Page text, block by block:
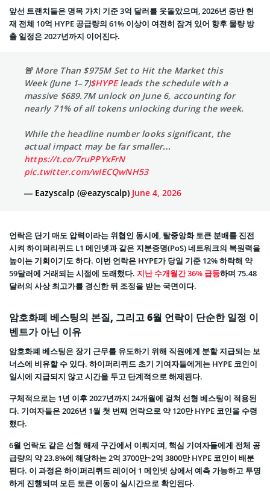
앞선 트랜치들은 명목 가치 기준 3억 달러를 웃돌았으며, 2026년 중반 현
재 전체 10억 HYPE 공급량의 61% 이상이 여전히 잠겨 있어 향후 물량 방
출 일정은 2027년까지 이어진다.
🚨 More Than $975M Set to Hit the Market this
Week (June 1–7)$HYPEleads the schedule with a
massive $689.7M unlock on June 6, accounting for
nearly 71% of all tokens unlocking during the week.
While the headline number looks significant, the
actual impact may be far smaller…
https://t.co/7ruPPYxFrN
pic.twitter.com/wIECQwNH53
— Eazyscalp (@eazyscalp) June 4, 2026
언락은 단기 매도 압력이라는 위협인 동시에, 탈중앙화 토큰 분배를 진전
시켜 하이퍼리퀴드 L1 메인넷과 같은 지분증명(PoS) 네트워크의 복원력을
높이는 기회이기도 하다. 이번 언락은 HYPE가 당일 기준 12% 하락해 약
59달러에 거래되는 시점에 도래했다. 지난 수개월간 36% 급등하며 75.48
달러의 사상 최고가를 경신한 뒤 조정을 받는 국면이다.
암호화폐 베스팅의 본질, 그리고 6월 언락이 단순한 일정 이
벤트가 아닌 이유
암호화폐 베스팅은 장기 근무를 유도하기 위해 직원에게 분할 지급되는 보
너스에 비유할 수 있다. 하이퍼리퀴드 초기 기여자들에게는 HYPE 코인이
일시에 지급되지 않고 시간을 두고 단계적으로 해제된다.
구체적으로는 1년 이후 2027년까지 24개월에 걸쳐 선형 베스팅이 적용된
다. 기여자들은 2026년 1월 첫 번째 언락으로 약 120만 HYPE 코인을 수령
했다.
6월 언락도 같은 선형 해제 구간에서 이뤄지며, 핵심 기여자들에게 전체 공
급량의 약 23.8%에 해당하는 2억 3700만~2억 3800만 HYPE 코인이 배분
된다. 이 과정은 하이퍼리퀴드 레이어 1 메인넷 상에서 예측 가능하고 투명
하게 진행되며 모든 토큰 이동이 실시간으로 확인된다.